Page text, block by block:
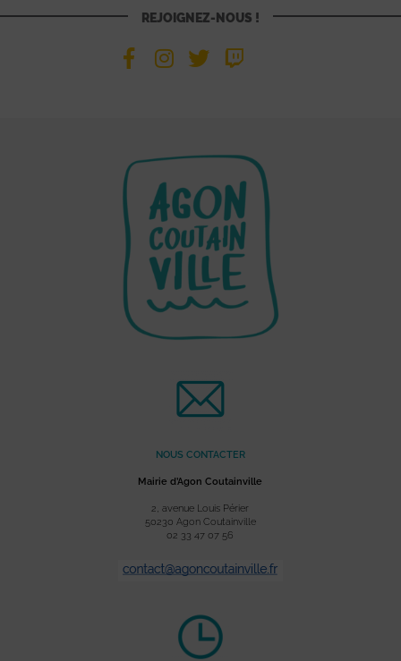
REJOIGNEZ-NOUS !
NOUS CONTACTER
Mairie d’Agon Coutainville
2, avenue Louis Périer
50230 Agon Coutainville
02 33 47 07 56